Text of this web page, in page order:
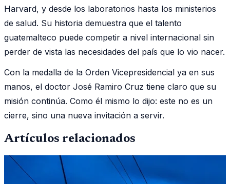
Harvard, y desde los laboratorios hasta los ministerios
de salud. Su historia demuestra que el talento
guatemalteco puede competir a nivel internacional sin
perder de vista las necesidades del país que lo vio nacer.
Con la medalla de la Orden Vicepresidencial ya en sus
manos, el doctor José Ramiro Cruz tiene claro que su
misión continúa. Como él mismo lo dijo: este no es un
cierre, sino una nueva invitación a servir.
Artículos relacionados